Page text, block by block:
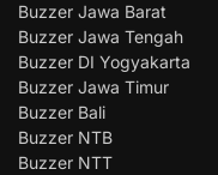
Buzzer Jawa Barat
Buzzer Jawa Tengah
Buzzer DI Yogyakarta
Buzzer Jawa Timur
Buzzer Bali
Buzzer NTB
Buzzer NTT